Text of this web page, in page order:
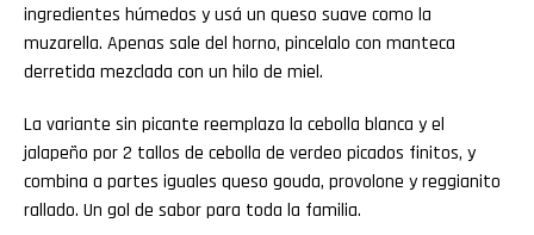
ingredientes húmedos y usá un queso suave como la
muzarella. Apenas sale del horno, pincelalo con manteca
derretida mezclada con un hilo de miel.
La variante sin picante reemplaza la cebolla blanca y el
jalapeño por 2 tallos de cebolla de verdeo picados finitos, y
combina a partes iguales queso gouda, provolone y reggianito
rallado. Un gol de sabor para toda la familia.